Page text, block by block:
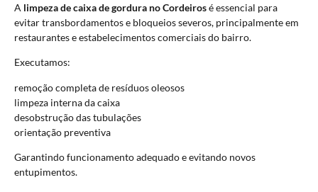
A limpeza de caixa de gordura no Cordeirosé essencial para
evitar transbordamentos e bloqueios severos, principalmente em
restaurantes e estabelecimentos comerciais do bairro.
Executamos:
remoção completa de resíduos oleosos
limpeza interna da caixa
desobstrução das tubulações
orientação preventiva
Garantindo funcionamento adequado e evitando novos
entupimentos.